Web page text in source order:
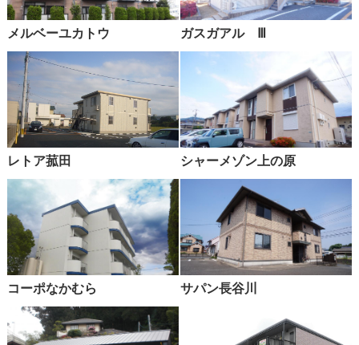
メルベーユカトウ ガスガアル Ⅲ
レトア菰田 シャーメゾン上の原
コーポなかむら サパン長谷川